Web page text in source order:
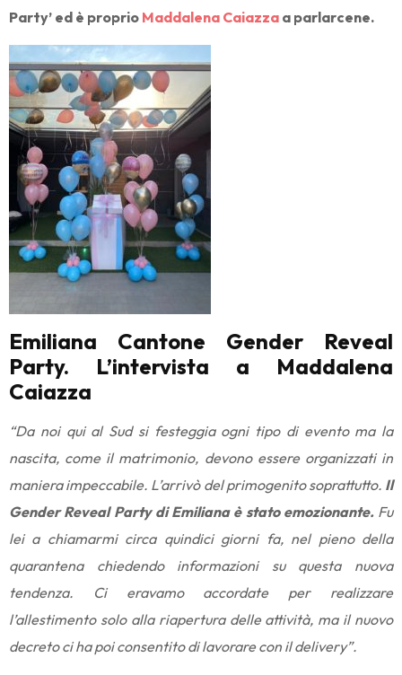
Party’ ed è proprio Maddalena Caiazza a parlarcene.
Emiliana Cantone Gender Reveal
Party. L’intervista a Maddalena
Caiazza
“Da noi qui al Sud si festeggia ogni tipo di evento ma la
nascita, come il matrimonio, devono essere organizzati in
maniera impeccabile. L’arrivò del primogenito soprattutto. Il
Gender Reveal Party di Emiliana è stato emozionante.Fu
lei a chiamarmi circa quindici giorni fa, nel pieno della
quarantena chiedendo informazioni su questa nuova
tendenza. Ci eravamo accordate per realizzare
l’allestimento solo alla riapertura delle attività, ma il nuovo
decreto ci ha poi consentito di lavorare con il delivery”.